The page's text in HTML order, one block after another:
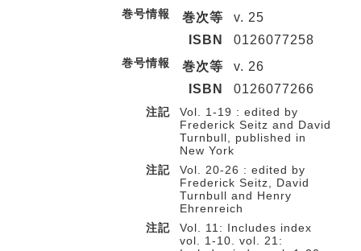
巻号情報 巻次等
v. 25
ISBN
0126077258
巻号情報 巻次等
v. 26
ISBN
0126077266
注記
Vol. 1-19 : edited by
Frederick Seitz and David
Turnbull, published in
New York
注記
Vol. 20-26 : edited by
Frederick Seitz, David
Turnbull and Henry
Ehrenreich
注記
Vol. 11: Includes index
vol. 1-10. vol. 21: